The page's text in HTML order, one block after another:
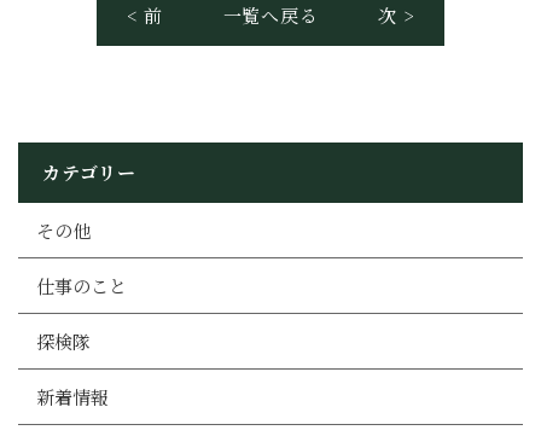
< 前 一覧へ戻る 次 >
カテゴリー
その他
仕事のこと
探検隊
新着情報